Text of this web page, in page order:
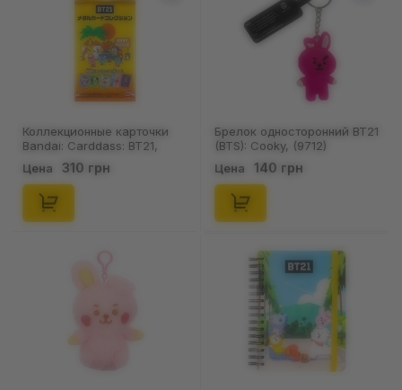
Коллекционные карточки
Bandai: Carddass: BT21,
(819684)
Цена 310 грн
Брелок односторонний BT21
(BTS): Cooky, (9712)
Цена 140 грн